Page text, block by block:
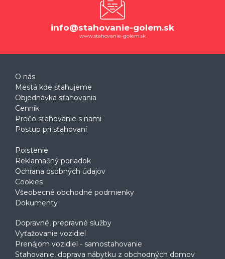
info@stahovanie-golem.sk
www.stahovanie-golem.sk
O nás
Mestá kde sťahujeme
Objednávka sťahovania
Cenník
Prečo sťahovanie s nami
Postup pri sťahovaní
Poistenie
Reklamačný poriadok
Ochrana osobných údajov
Cookies
Všeobecné obchodné podmienky
Dokumenty
Dopravné, prepravné služby
Vyťažovanie vozidiel
Prenájom vozidiel - samostahovanie
Sťahovanie, doprava nábytku z obchodných domov